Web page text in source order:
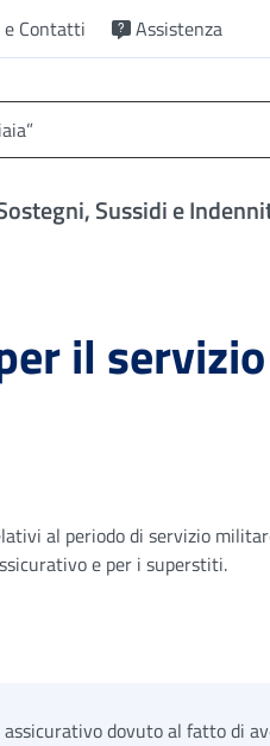
e Contatti Assistenza
Sussidi e
il servizio
al periodo di servizio
e per i superstiti.
dovuto al fatto di